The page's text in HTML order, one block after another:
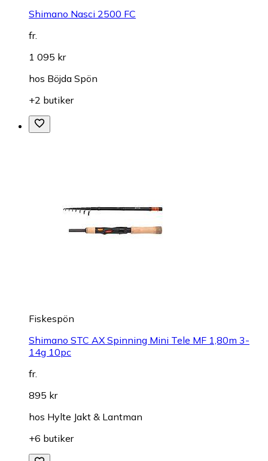
Shimano Nasci 2500 FC
fr.
1 095 kr
hos Böjda Spön
+2 butiker
Fiskespön
Shimano STC AX Spinning Mini Tele MF 1,80m 3-
14g 10pc
fr.
895 kr
hos Hylte Jakt & Lantman
+6 butiker